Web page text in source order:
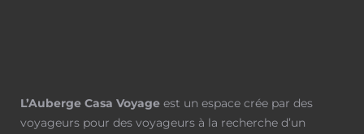
L’Auberge Casa Voyage est un espace crée par des
voyageurs pour des voyageurs à la recherche d’un